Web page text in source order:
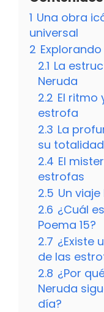
1 Una obra
universal
2
2.1 La
Neruda
2.2 El ritmo
estrofa
2.3 La
su totalidad
2.4 El
estrofas
2.5 Un
2.6 ¿Cuál
Poema 15?
2.7 ¿Existe
de las
2.8 ¿Por
Neruda
día?